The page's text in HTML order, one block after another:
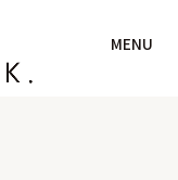
MENU